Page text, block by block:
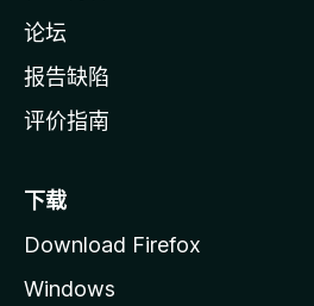
论坛
报告缺陷
评价指南
下载
Download Firefox
Windows